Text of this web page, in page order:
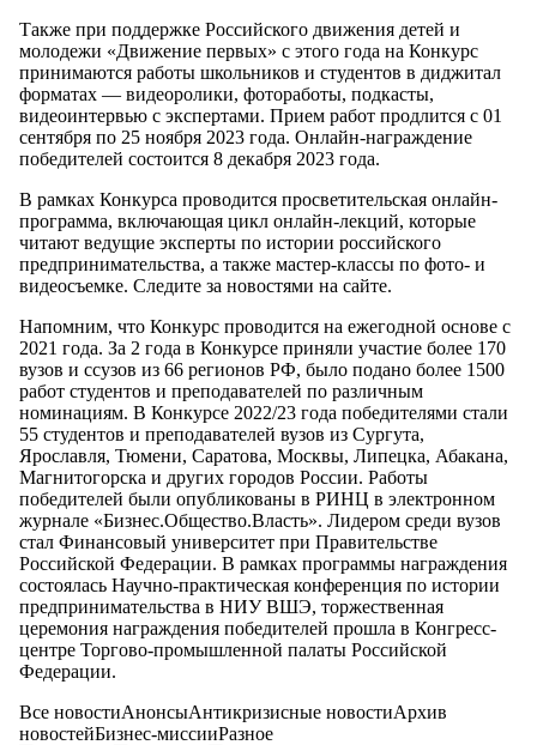
Также при поддержке Российского движения детей и
молодежи «Движение первых» с этого года на Конкурс
принимаются работы школьников и студентов в диджитал
форматах — видеоролики, фотоработы, подкасты,
видеоинтервью с экспертами. Прием работ продлится с 01
сентября по 25 ноября 2023 года. Онлайн-награждение
победителей состоится 8 декабря 2023 года.
В рамках Конкурса проводится просветительская онлайн-
программа, включающая цикл онлайн-лекций, которые
читают ведущие эксперты по истории российского
предпринимательства, а также мастер-классы по фото- и
видеосъемке. Следите за новостями на сайте.
Напомним, что Конкурс проводится на ежегодной основе с
2021 года. За 2 года в Конкурсе приняли участие более 170
вузов и ссузов из 66 регионов РФ, было подано более 1500
работ студентов и преподавателей по различным
номинациям. В Конкурсе 2022/23 года победителями стали
55 студентов и преподавателей вузов из Сургута,
Ярославля, Тюмени, Саратова, Москвы, Липецка, Абакана,
Магнитогорска и других городов России. Работы
победителей были опубликованы в РИНЦ в электронном
журнале «Бизнес.Общество.Власть». Лидером среди вузов
стал Финансовый университет при Правительстве
Российской Федерации. В рамках программы награждения
состоялась Научно-практическая конференция по истории
предпринимательства в НИУ ВШЭ, торжественная
церемония награждения победителей прошла в Конгресс-
центре Торгово-промышленной палаты Российской
Федерации.
Все новостиАнонсыАнтикризисные новостиАрхив
новостейБизнес-миссииРазное